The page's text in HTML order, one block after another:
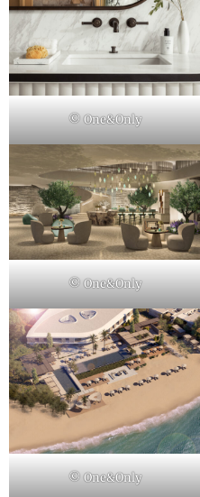
© One&Only
© One&Only
© One&Only